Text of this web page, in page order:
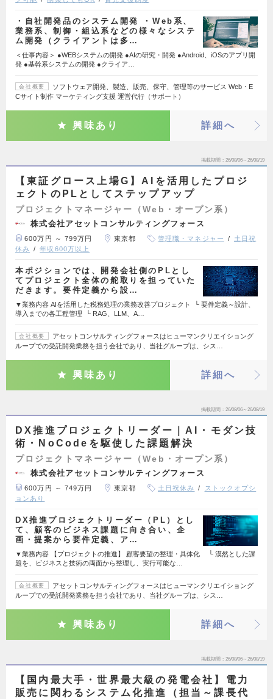
・自社開発品のシステム開発 ・Web系、
業務系、制御・組込系などの様々なシステ
ム開発（クライアントは多…
＜仕事内容＞ ●WEBシステムの開発 ●AIの研究・開発 ●Android、iOSのアプリ開
発 ●基幹系システムの開発 ●クライア…
会社概要
ソフトウェア開発、製造、販売、保守、管理等のサービス Web・E
Cサイト制作 マーケティング支援 運営代行（サポート）
興味あり 詳細へ
掲載期間 26/08/06～26/08/19
【東証グロース上場G】AIを活用したプロジ
ェクトのPLとしてステップアップ
プロジェクトマネージャー（Web・オープン系）
株式会社アセットコンサルティングフォース
600万円 ～ 799万円 東京都 管理職・マネジャー
土日祝
休み
年収600万以上
本ポジションでは、開発会社側のPLとし
てプロジェクト全体の舵取りを担っていた
だきます。要件定義から設…
▼業務内容 AIを活用した税務処理の業務改善プロジェクト └ 要件定義～設計、
導入までの各工程管理 └ RAG、LLM、A…
会社概要
アセットコンサルティングフォースはヒューマンクリエイショング
ループでの受託開発業務を担う会社であり、当社グループは、シス…
興味あり 詳細へ
掲載期間 26/08/06～26/08/19
DX推進プロジェクトリーダー｜AI・モダン技
術・NoCodeを駆使した課題解決
プロジェクトマネージャー（Web・オープン系）
株式会社アセットコンサルティングフォース
600万円 ～ 749万円 東京都 土日祝休み
ストックオプシ
ョンあり
DX推進プロジェクトリーダー（PL）とし
て、顧客のビジネス課題に向き合い、企
画・提案から要件定義、ア…
▼業務内容 【プロジェクトの推進】 顧客要望の整理・具体化 └ 漠然とした課
題を、ビジネスと技術の両面から整理し、実行可能な…
会社概要
アセットコンサルティングフォースはヒューマンクリエイショング
ループでの受託開発業務を担う会社であり、当社グループは、シス…
興味あり 詳細へ
掲載期間 26/08/06～26/08/19
【国内最大手・世界最大級の発電会社】電力
販売に関わるシステム化推進（担当～課長代